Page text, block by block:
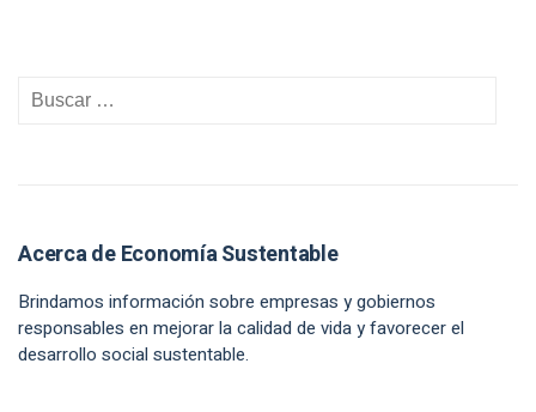
Acerca de Economía Sustentable
Brindamos información sobre empresas y gobiernos
responsables en mejorar la calidad de vida y favorecer el
desarrollo social sustentable.